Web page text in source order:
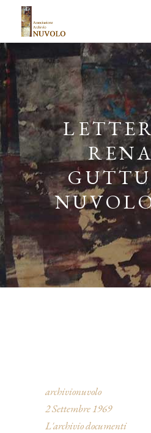
archivionuvolo
2 Settembre 1969
L'archivio documenti